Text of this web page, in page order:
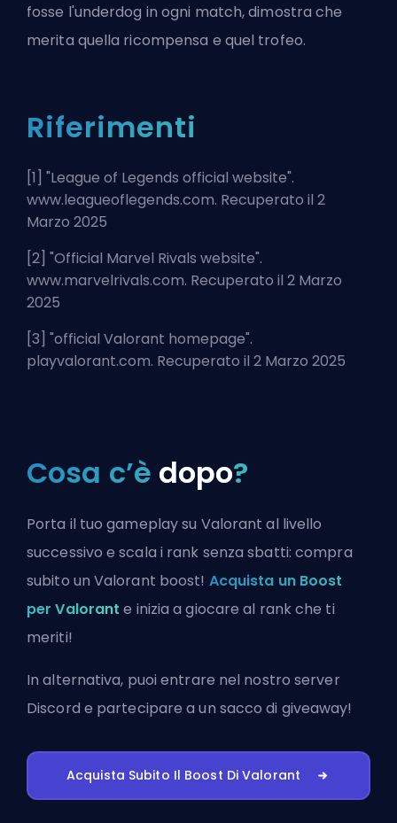
fosse l'underdog in ogni match, dimostra che
merita quella ricompensa e quel trofeo.
Riferimenti
[1] "League of Legends official website".
www.leagueoflegends.com. Recuperato il 2
Marzo 2025
[2] "Official Marvel Rivals website".
www.marvelrivals.com. Recuperato il 2 Marzo
2025
[3] "official Valorant homepage".
playvalorant.com. Recuperato il 2 Marzo 2025
Cosa c’è dopo?
Porta il tuo gameplay su Valorant al livello
successivo e scala i rank senza sbatti: compra
subito un Valorant boost! Acquista un Boost
per Valorant e inizia a giocare al rank che ti
meriti!
In alternativa, puoientrare nel nostro server
Discord e partecipare a un sacco di giveaway!
Acquista Subito Il Boost Di Valorant